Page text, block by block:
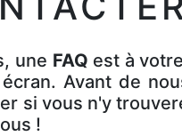
une FAQ est à
Avant de
si vous n'y
!